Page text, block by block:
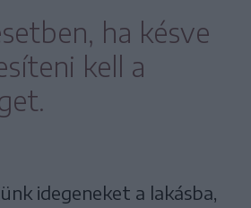
ha késve
kell a
idegeneket a lakásba,